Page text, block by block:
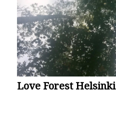
Love Forest Helsinki